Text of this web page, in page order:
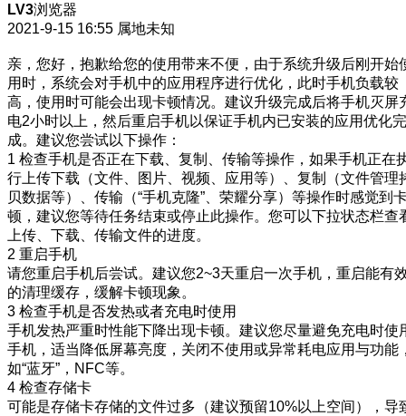
LV3浏览器
2021-9-15 16:55 属地未知
亲，您好，抱歉给您的使用带来不便，由于系统升级后刚开始
用时，系统会对手机中的应用程序进行优化，此时手机负载较
高，使用时可能会出现卡顿情况。建议升级完成后将手机灭屏
电2小时以上，然后重启手机以保证手机内已安装的应用优化完
成。建议您尝试以下操作：
1 检查手机是否正在下载、复制、传输等操作，如果手机正在
行上传下载（文件、图片、视频、应用等）、复制（文件管理
贝数据等）、传输（“手机克隆”、荣耀分享）等操作时感觉到
顿，建议您等待任务结束或停止此操作。您可以下拉状态栏查
上传、下载、传输文件的进度。
2 重启手机
请您重启手机后尝试。建议您2~3天重启一次手机，重启能有
的清理缓存，缓解卡顿现象。
3 检查手机是否发热或者充电时使用
手机发热严重时性能下降出现卡顿。建议您尽量避免充电时使
手机，适当降低屏幕亮度，关闭不使用或异常耗电应用与功能
如“蓝牙”，NFC等。
4 检查存储卡
可能是存储卡存储的文件过多（建议预留10%以上空间），导